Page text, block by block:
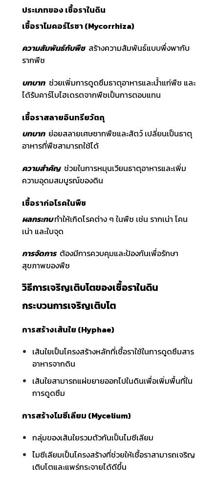
ประเภทของ เชื้อราในดิน
เชื้อราไมคอร์ไรซา (Mycorrhiza)
ความสัมพันธ์กับพืช สร้างความสัมพันธ์แบบพึ่งพากับ
รากพืช
บทบาท ช่วยเพิ่มการดูดซึมธาตุอาหารและน้ำแก่พืช และ
ได้รับคาร์โบไฮเดรตจากพืชเป็นการตอบแทน
เชื้อราสลายอินทรียวัตถุ
บทบาท ย่อยสลายเศษซากพืชและสัตว์ เปลี่ยนเป็นธาตุ
อาหารที่พืชสามารถใช้ได้
ความสำคัญ ช่วยในการหมุนเวียนธาตุอาหารและเพิ่ม
ความอุดมสมบูรณ์ของดิน
เชื้อราก่อโรคในพืช
ผลกระทบทำให้เกิดโรคต่าง ๆ ในพืช เช่น รากเน่า โคน
เน่า และใบจุด
การจัดการ ต้องมีการควบคุมและป้องกันเพื่อรักษา
สุขภาพของพืช
วิธีการเจริญเติบโตของเชื้อราในดิน
กระบวนการเจริญเติบโต
การสร้างเส้นใย (Hyphae)
เส้นใยเป็นโครงสร้างหลักที่เชื้อราใช้ในการดูดซึมสาร
อาหารจากดิน
เส้นใยสามารถแผ่ขยายออกไปในดินเพื่อเพิ่มพื้นที่ใน
การดูดซึม
การสร้างไมซีเลียม (Mycelium)
กลุ่มของเส้นใยรวมตัวกันเป็นไมซีเลียม
ไมซีเลียมเป็นโครงสร้างที่ช่วยให้เชื้อราสามารถเจริญ
เติบโตและแพร่กระจายได้ดีขึ้น